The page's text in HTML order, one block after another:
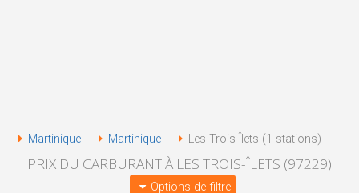
Martinique Martinique Les Trois-Îlets (1 stations)
PRIX DU CARBURANT À LES TROIS-ÎLETS (97229)
Options de filtre